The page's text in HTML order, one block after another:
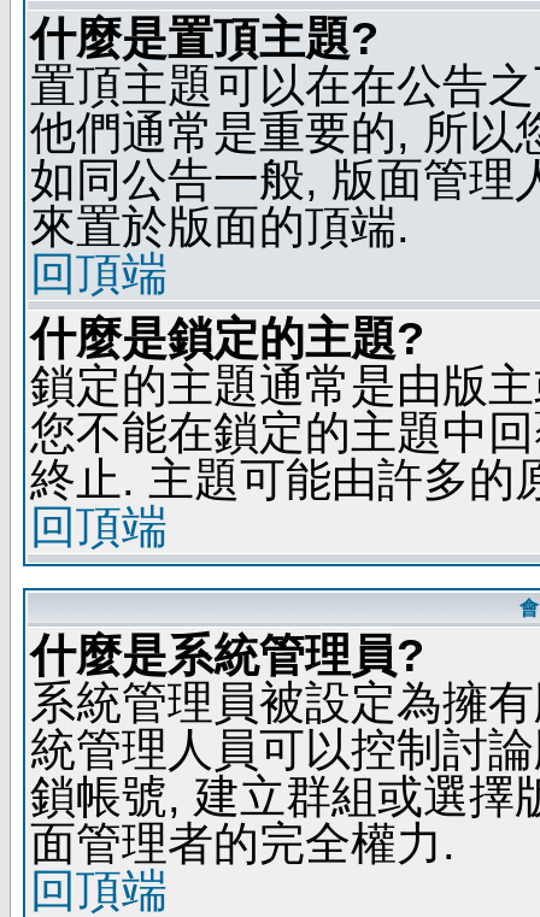
什麼是置頂主題?
置頂主題可以在在公告
他們通常是重要的, 所以
如同公告一般, 版面管理
來置於版面的頂端.
回頂端
什麼是鎖定的主題?
鎖定的主題通常是由版
您不能在鎖定的主題中
終止. 主題可能由許多的
回頂端
什麼是系統管理員?
系統管理員被設定為擁
統管理人員可以控制討
鎖帳號, 建立群組或選擇
面管理者的完全權力.
回頂端